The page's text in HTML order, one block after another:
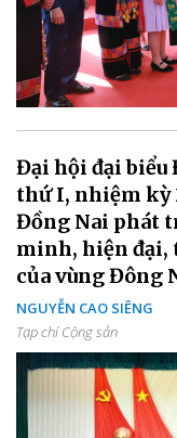
Đại hội đại biểu
thứ I, nhiệm kỳ
Đồng Nai phát
minh, hiện đại,
của vùng Đông
NGUYỄN CAO SIÊNG
Tạp chí Cộng sản